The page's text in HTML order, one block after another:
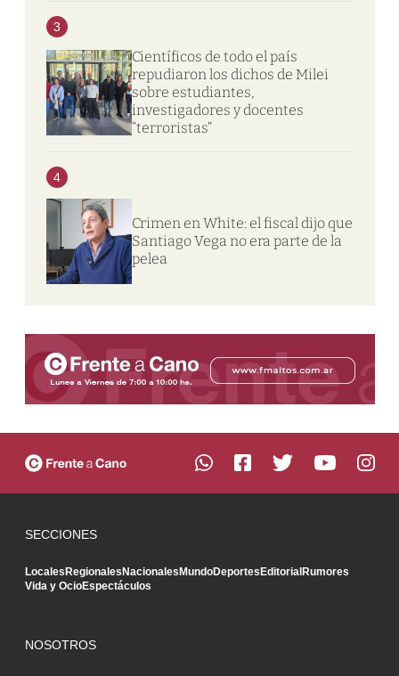
3
Científicos de todo el país
repudiaron los dichos de Milei
sobre estudiantes,
investigadores y docentes
“terroristas”
4
Crimen en White: el fiscal dijo que
Santiago Vega no era parte de la
pelea
SECCIONES
LocalesRegionalesNacionalesMundoDeportesEditorialRumores
Vida y OcioEspectáculos
NOSOTROS